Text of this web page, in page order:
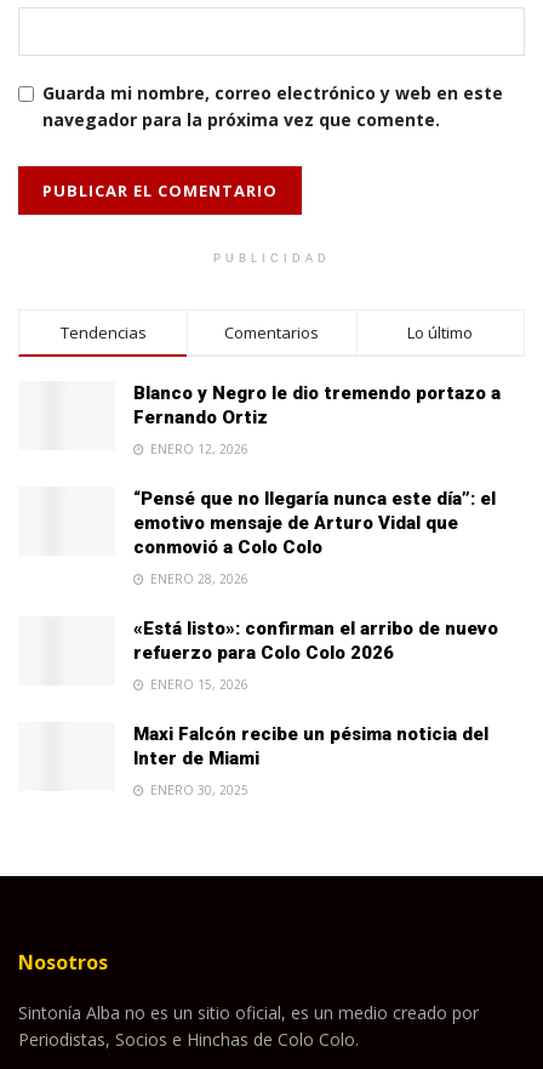
Guarda mi nombre, correo electrónico y web en este
navegador para la próxima vez que comente.
PUBLICIDAD
Tendencias Comentarios Lo último
Blanco y Negro le dio tremendo portazo a
Fernando Ortiz
ENERO 12, 2026
“Pensé que no llegaría nunca este día”: el
emotivo mensaje de Arturo Vidal que
conmovió a Colo Colo
ENERO 28, 2026
«Está listo»: confirman el arribo de nuevo
refuerzo para Colo Colo 2026
ENERO 15, 2026
Maxi Falcón recibe un pésima noticia del
Inter de Miami
ENERO 30, 2025
Nosotros
Sintonía Alba no es un sitio oficial, es un medio creado por
Periodistas, Socios e Hinchas de Colo Colo.